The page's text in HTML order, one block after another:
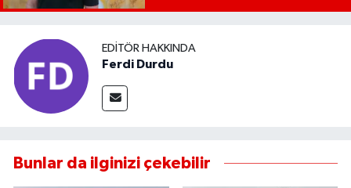
EDITÖR HAKKINDA
Ferdi Durdu
Bunlar da ilginizi çekebilir